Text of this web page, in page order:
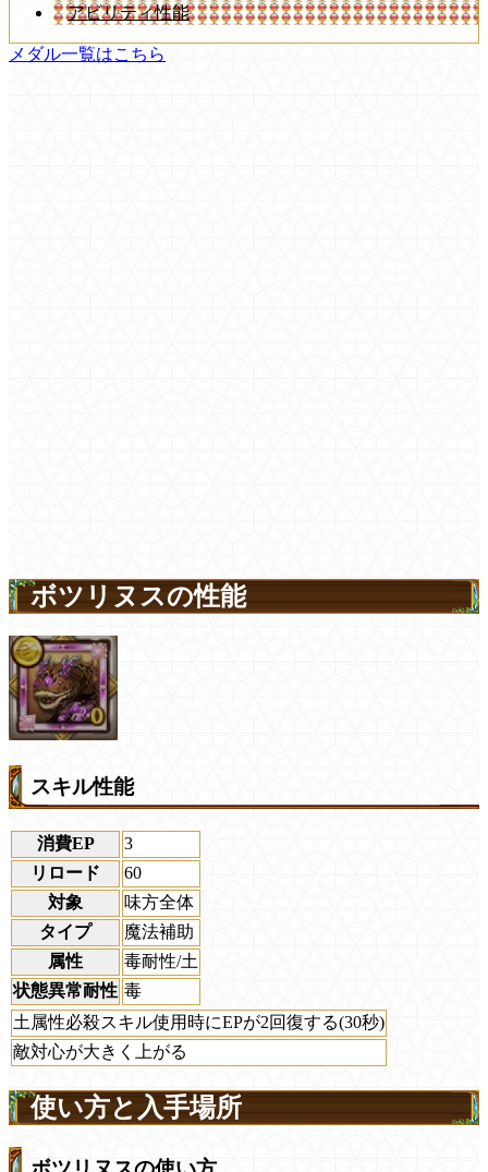
アビリティ性能
メダル一覧はこちら
ボツリヌスの性能
スキル性能
消費EP
3
リロード
60
対象
味方全体
タイプ
魔法補助
属性
毒耐性/土
状態異常耐性 毒
土属性必殺スキル使用時にEPが2回復する(30秒)
敵対心が大きく上がる
使い方と入手場所